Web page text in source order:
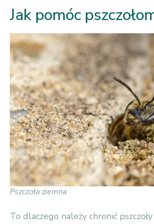
Jak pomóc
Pszczoła ziemna
To dlaczego należy chronić